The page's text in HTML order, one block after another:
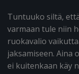
Tuntuuko siltä,
varmaan tule niin
ruokavalio
jaksamiseen. Aina
ei kuitenkaan käy